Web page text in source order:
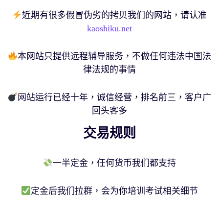
近期有很多假冒伪劣的拷贝我们的网站，请认准
kaoshiku.net
本网站只提供远程辅导服务，不做任何违法中国法
律法规的事情
网站运行已经十年，诚信经营，排名前三，客户广
回头客多
交易规则
一半定金，任何货币我们都支持
定金后我们拉群，会为你培训考试相关细节